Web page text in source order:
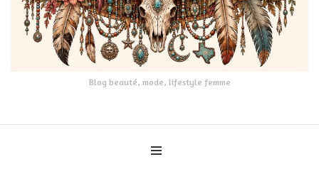
Blog beauté, mode, lifestyle femme